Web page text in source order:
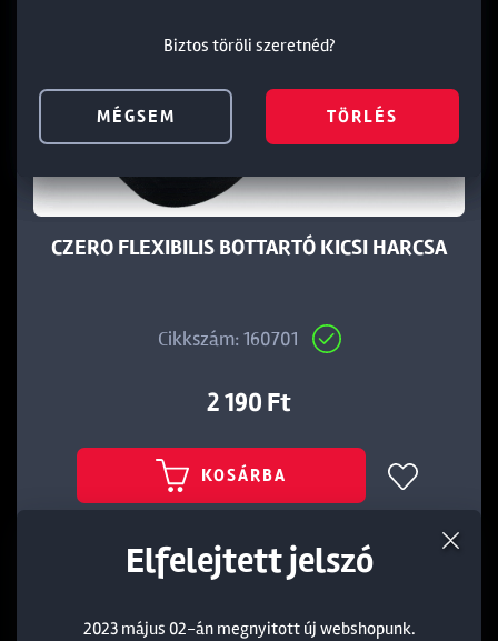
CZERO FLEXIBILIS BOTTARTÓ KICSI HARCSA
Cikkszám: 160701
2 190 Ft
KOSÁRBA
Biztos töröli szeretnéd?
MÉGSEM TÖRLÉS
Biztos töröli szeretnéd?
MÉGSEM TÖRLÉS
Biztos töröli szeretnéd?
MÉGSEM TÖRLÉS
Elfelejtett jelszó
2023 május 02-án megnyitott új webshopunk.